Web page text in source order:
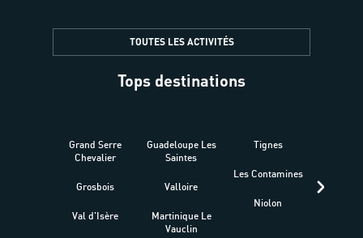
TOUTES LES ACTIVITÉS
Tops destinations
Grand Serre
Chevalier
Grosbois
Val d'Isère
Guadeloupe Les
Saintes
Valloire
Martinique Le
Vauclin
Tignes
Les Contamines
Niolon